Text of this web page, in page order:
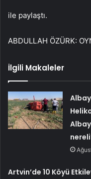
ile paylaştı.
ABDULLAH ÖZÜRK:
İlgili Makaleler
Artvin’de 10 Köyü